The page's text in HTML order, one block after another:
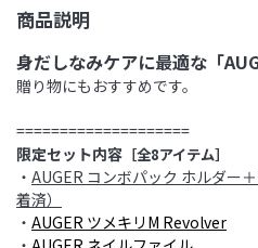
商品説明
身だしなみケアに最適な 「
贈り物にもおすすめです。
====================
限定セット内容 ［全8アイテム］
・ AUGER コンボパック ホルダー
着済）
・ AUGER ツメキリM Revolver